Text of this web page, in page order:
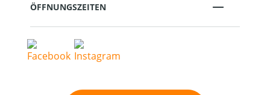
ÖFFNUNGSZEITEN